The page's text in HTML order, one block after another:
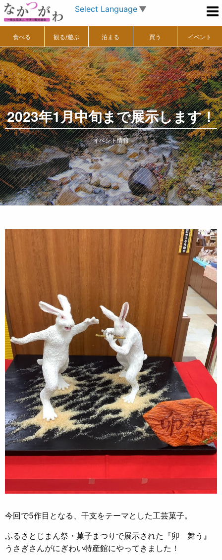
Select Language ▼
食べる 観る/遊ぶ 泊まる 買う イベント
2023年1月中旬まで展示します！
イベント情報
今回で5作目となる、干支をテーマとした工芸菓子。
ふるさとじまん祭・菓子まつりで展示された『卯 舞う』
うさぎさんがにぎわい特産館にやってきました！